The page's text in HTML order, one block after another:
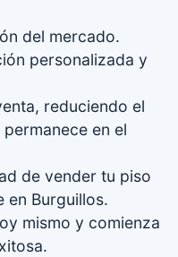
del mercado.
personalizada y
reduciendo el
en el
de vender tu piso
en Burguillos.
mismo y comienza